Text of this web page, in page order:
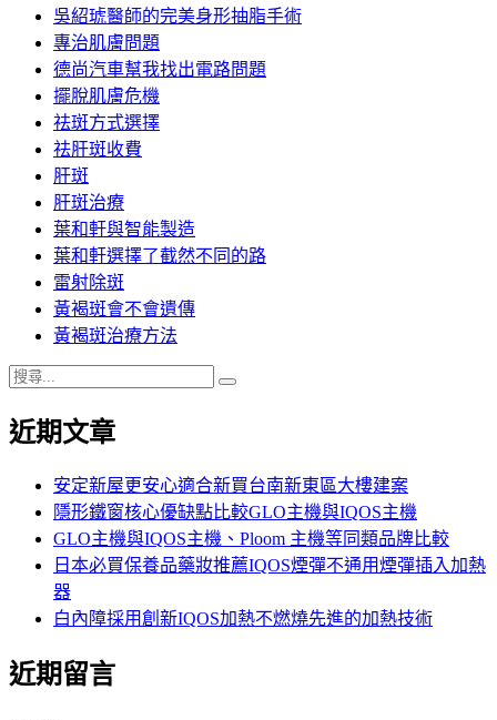
吳紹琥醫師的完美身形抽脂手術
專治肌膚問題
德尚汽車幫我找出電路問題
擺脫肌膚危機
祛斑方式選擇
祛肝斑收費
肝斑
肝斑治療
葉和軒與智能製造
葉和軒選擇了截然不同的路
雷射除斑
黃褐斑會不會遺傳
黃褐斑治療方法
搜
關
近期文章
安定新屋更安心適合新買台南新東區大樓建案
隱形鐵窗核心優缺點比較GLO主機與IQOS主機
GLO主機與IQOS主機、Ploom 主機等同類品牌比較
日本必買保養品藥妝推薦IQOS煙彈不通用煙彈插入加熱
器
白內障採用創新IQOS加熱不燃燒先進的加熱技術
近期留言